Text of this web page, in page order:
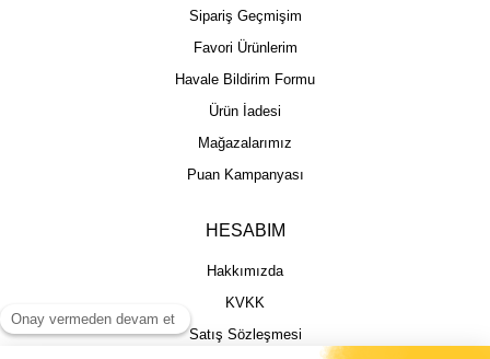
Sipariş Geçmişim
Favori Ürünlerim
Havale Bildirim Formu
Ürün İadesi
Mağazalarımız
Puan Kampanyası
HESABIM
Hakkımızda
KVKK
Satış Sözleşmesi